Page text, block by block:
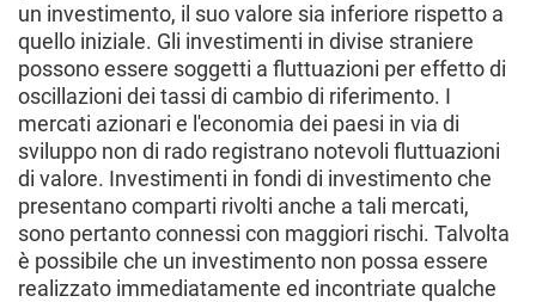
un investimento, il suo valore sia inferiore rispetto a
quello iniziale. Gli investimenti in divise straniere
possono essere soggetti a fluttuazioni per effetto di
oscillazioni dei tassi di cambio di riferimento. I
mercati azionari e l'economia dei paesi in via di
sviluppo non di rado registrano notevoli fluttuazioni
di valore. Investimenti in fondi di investimento che
presentano comparti rivolti anche a tali mercati,
sono pertanto connessi con maggiori rischi. Talvolta
è possibile che un investimento non possa essere
realizzato immediatamente ed incontriate qualche